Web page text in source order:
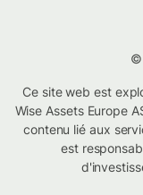
©
Ce site web est
Wise Assets Europe
contenu lié aux
est